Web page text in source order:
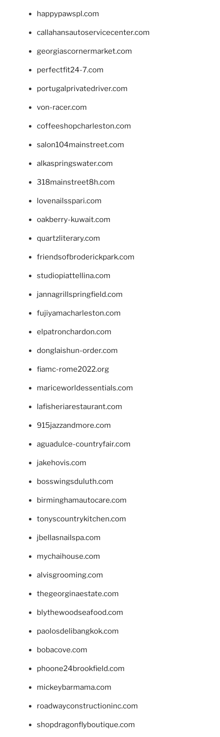
happypawspl.com
callahansautoservicecenter.com
georgiascornermarket.com
perfectfit24-7.com
portugalprivatedriver.com
von-racer.com
coffeeshopcharleston.com
salon104mainstreet.com
alkaspringswater.com
318mainstreet8h.com
lovenailsspari.com
oakberry-kuwait.com
quartzliterary.com
friendsofbroderickpark.com
studiopiattellina.com
jannagrillspringfield.com
fujiyamacharleston.com
elpatronchardon.com
donglaishun-order.com
fiamc-rome2022.org
mariceworldessentials.com
lafisheriarestaurant.com
915jazzandmore.com
aguadulce-countryfair.com
jakehovis.com
bosswingsduluth.com
birminghamautocare.com
tonyscountrykitchen.com
jbellasnailspa.com
mychaihouse.com
alvisgrooming.com
thegeorginaestate.com
blythewoodseafood.com
paolosdelibangkok.com
bobacove.com
phoone24brookfield.com
mickeybarmama.com
roadwayconstructioninc.com
shopdragonflyboutique.com